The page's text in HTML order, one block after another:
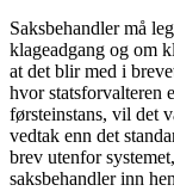
Saksbehandler må
klageadgang og om
at det blir med i
hvor statsforvalteren
førsteinstans, vil det
vedtak enn det
brev utenfor
saksbehandler inn